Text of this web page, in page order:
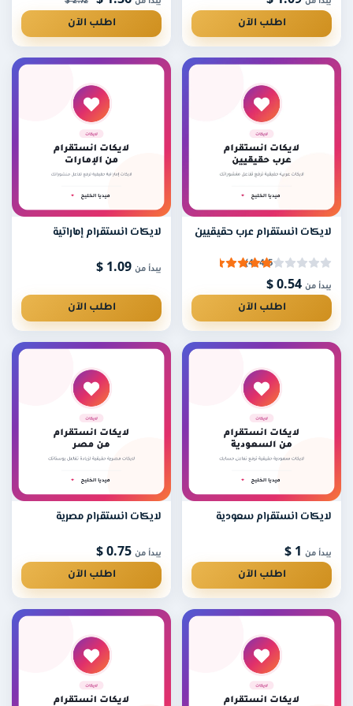
بينما المتابع الأجنبي خيار اقتصادي لرفع الأرقام بسرعة
وبكميات كبيرة.
لا، نكتفي برابط حسابك أو المنشور العام ولا نطلب كلمة
المرور في أي خدمة.
يبدأ من
اطلب الآن
يبدأ من
اطلب الآن
لايكات انستقرام عرب حقيقيين
4.5 (4)
يبدأ من
اطلب الآن
لايكات انستقرام إماراتية
يبدأ من
اطلب الآن
لايكات انستقرام سعودية
يبدأ من
اطلب الآن
لايكات انستقرام مصرية
يبدأ من
اطلب الآن